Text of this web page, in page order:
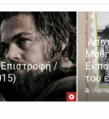
/
του